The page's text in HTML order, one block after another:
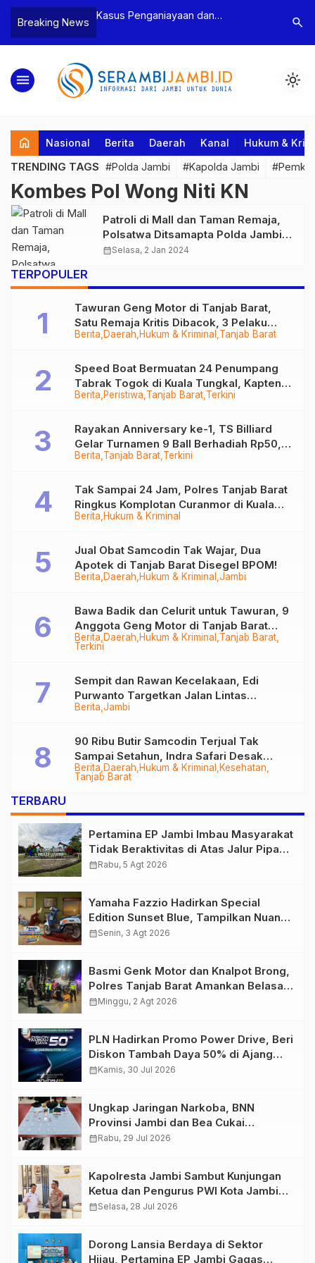
Breaking News
Bea Cukai
Pelaku beserta
dan 146 Gram
Kasus Penganiayaan dan
Tebo Tetapkan Dua Tersangka
Polres
Dua
search
menu light_mode
home Nasional Berita Daerah Kanal Hukum &
TRENDING TAGS #Polda Jambi #Kapolda Jambi
Kombes Pol Wong Niti KN
Patroli di Mall dan Taman Remaja,
Polsatwa Ditsamapta Polda Jambi
Turut Berikan Rasa Aman kepada
calendar_monthSelasa, 2 Jan 2024
TERPOPULER
Berita Daerah Hukum & Kriminal Tanjab Barat
Tawuran Geng Motor di Tanjab Barat,
Satu Remaja Kritis Dibacok, 3 Pelaku
Ditangkap
Berita Peristiwa Tanjab Barat Terkini
Speed Boat Bermuatan 24 Penumpang
Tabrak Togok di Kuala Tungkal, Kapten
Sempat Hilang
Berita Tanjab Barat Terkini
Rayakan Anniversary ke-1, TS Billiard
Gelar Turnamen 9 Ball Berhadiah Rp50,8
Juta
Berita Hukum & Kriminal
Tak Sampai 24 Jam, Polres Tanjab Barat
Ringkus Komplotan Curanmor di Kuala
Tungkal
Berita Daerah Hukum & Kriminal Jambi
Jual Obat Samcodin Tak Wajar, Dua
Apotek di Tanjab Barat Disegel BPOM!
Berita Daerah Hukum & Kriminal Tanjab Barat
Terkini
Bawa Badik dan Celurit untuk Tawuran, 9
Anggota Geng Motor di Tanjab Barat
Diringkus
Berita Jambi
Sempit dan Rawan Kecelakaan, Edi
Purwanto Targetkan Jalan Lintas
Tungkal-Jambi Mulus di 2028
Berita Daerah Hukum & Kriminal
Kesehatan
Tanjab Barat
90 Ribu Butir Samcodin Terjual Tak
Sampai Setahun, Indra Safari Desak
Audit Menyeluruh
TERBARU
Pertamina EP Jambi Imbau Masyarakat
Tidak Beraktivitas di Atas Jalur Pipa
Migas Demi Keselamatan Bersama
calendar_monthRabu, 5 Agt 2026
Yamaha Fazzio Hadirkan Special
Edition Sunset Blue, Tampilkan Nuansa
Retro Summer yang Semakin Skena
calendar_monthSenin, 3 Agt 2026
Basmi Genk Motor dan Knalpot Brong,
Polres Tanjab Barat Amankan Belasan
Kendaraan
calendar_monthMinggu, 2 Agt 2026
PLN Hadirkan Promo Power Drive, Beri
Diskon Tambah Daya 50% di Ajang
GIIAS 2026
calendar_monthKamis, 30 Jul 2026
Ungkap Jaringan Narkoba, BNN
Provinsi Jambi dan Bea Cukai
Amankan Sembilan Pelaku beserta
calendar_monthRabu, 29 Jul 2026
Kapolresta Jambi Sambut Kunjungan
Ketua dan Pengurus PWI Kota Jambi
Perkuat Sinergi dan Kolaborasi
calendar_monthSelasa, 28 Jul 2026
Dorong Lansia Berdaya di Sektor
Hijau, Pertamina EP Jambi Gagas